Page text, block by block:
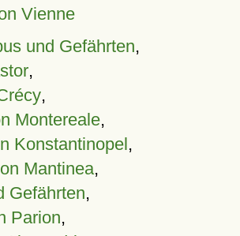
Vienne
und Gefährten,
,
,
Montereale,
Konstantinopel,
Mantinea,
Gefährten,
Parion,